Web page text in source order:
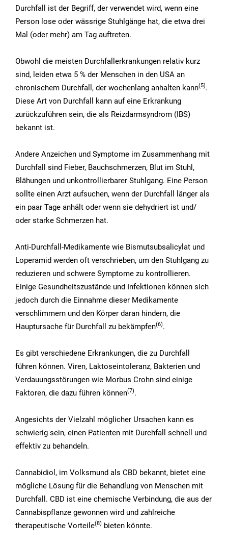
Durchfall ist der Begriff, der verwendet wird, wenn eine
Person lose oder wässrige Stuhlgänge hat, die etwa drei
Mal (oder mehr) am Tag auftreten.
Obwohl die meisten Durchfallerkrankungen relativ kurz
sind, leiden etwa 5 % der Menschen in den USA an
chronischem Durchfall, der wochenlang anhalten kann(5).
Diese Art von Durchfall kann auf eine Erkrankung
zurückzuführen sein, die als Reizdarmsyndrom (IBS)
bekannt ist.
Andere Anzeichen und Symptome im Zusammenhang mit
Durchfall sind Fieber, Bauchschmerzen, Blut im Stuhl,
Blähungen und unkontrollierbarer Stuhlgang. Eine Person
sollte einen Arzt aufsuchen, wenn der Durchfall länger als
ein paar Tage anhält oder wenn sie dehydriert ist und/
oder starke Schmerzen hat.
Anti-Durchfall-Medikamente wie Bismutsubsalicylat und
Loperamid werden oft verschrieben, um den Stuhlgang zu
reduzieren und schwere Symptome zu kontrollieren.
Einige Gesundheitszustände und Infektionen können sich
jedoch durch die Einnahme dieser Medikamente
verschlimmern und den Körper daran hindern, die
Hauptursache für Durchfall zu bekämpfen(6).
Es gibt verschiedene Erkrankungen, die zu Durchfall
führen können. Viren, Laktoseintoleranz, Bakterien und
Verdauungsstörungen wie Morbus Crohn sind einige
Faktoren, die dazu führen können(7).
Angesichts der Vielzahl möglicher Ursachen kann es
schwierig sein, einen Patienten mit Durchfall schnell und
effektiv zu behandeln.
Cannabidiol, im Volksmund als CBD bekannt, bietet eine
mögliche Lösung für die Behandlung von Menschen mit
Durchfall. CBD ist eine chemische Verbindung, die aus der
Cannabispflanze gewonnen wird und zahlreiche
therapeutische Vorteile(8) bieten könnte.